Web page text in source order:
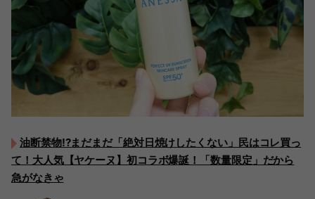
油断禁物!?まだまだ「絶対日焼けしたくない」民はコレ買っ
て！大人気【ヤケーヌ】初コラボ爆誕！「数量限定」だから
急がなきゃ